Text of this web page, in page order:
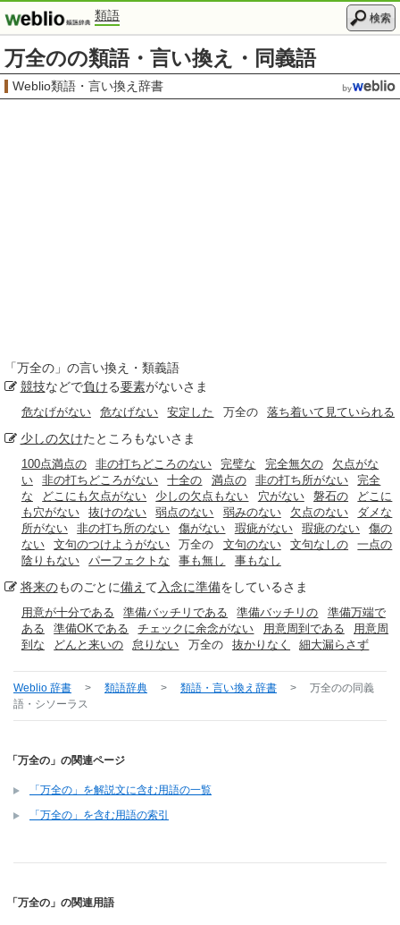
類語 検索
万全のの類語・言い換え・同義語
Weblio類語・言い換え辞書
「万全の 」の言い換え・類義語
競技などで負ける要素がないさま
危なげがない 危なげない 安定した 万全の 落ち着いて見ていられる
少しの欠けたところもないさま
100点満点の 非の打ちどころのない 完璧な 完全無欠の
欠点がな
い
非の打ちどころがない 十全の 満点の 非の打ち所がない
完全
な
どこにも欠点がない 少しの欠点もない 穴がない 磐石の
どこに
も穴がない
抜けのない 弱点のない 弱みのない 欠点のない
ダメな
所がない
非の打ち所のない 傷がない 瑕疵がない 瑕疵のない
傷の
ない
文句のつけようがない 万全の 文句のない 文句なしの
一点の
陰りもない
パーフェクトな 事も無し 事もなし
将来のものごとに備え て 入念に準備をしているさま
用意が十分である 準備バッチリである 準備バッチリの
準備万端で
ある
準備OKである チェックに余念がない 用意周到である
用意周
到な
どんと来いの 怠りない 万全の 抜かりなく 細大漏らさず
Weblio 辞書 > 類語辞典 > 類語・言い換え辞書 > 万全のの同義
語・シソーラス
「万全の」の関連ページ
「万全の」を解説文に含む用語の一覧
「万全の」を含む用語の索引
「万全の」の関連用語